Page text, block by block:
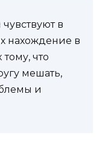
в
нахождение в
что
мешать,
и